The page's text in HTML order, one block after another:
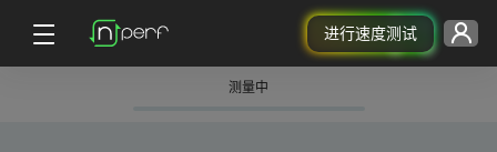
进行速度测试
测量中